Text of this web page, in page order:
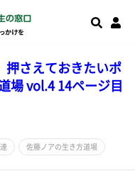
押さえておきたいポ
場 vol.4 14ページ目
佐藤ノアの生き方道場